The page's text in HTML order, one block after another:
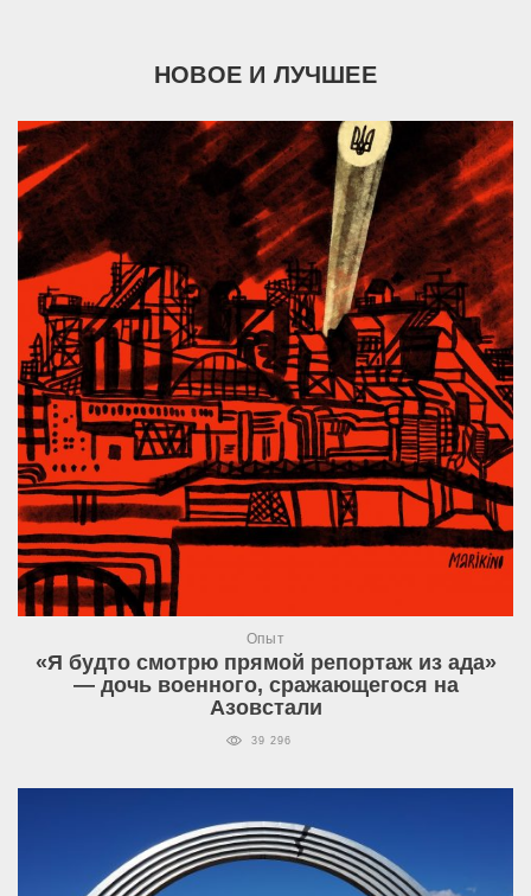
НОВОЕ И ЛУЧШЕЕ
Опыт
«Я будто смотрю прямой репортаж из ада»
— дочь военного, сражающегося на
Азовстали
39 296